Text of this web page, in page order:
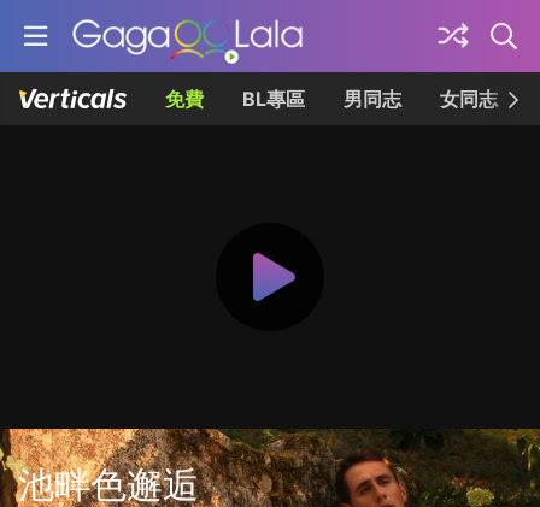
免費 BL專區 男同志 女同志
池畔色邂逅